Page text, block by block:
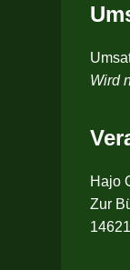
Wird
Hajo
Zur